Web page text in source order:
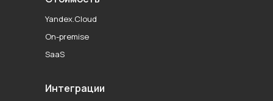
Интеграции
Yandex.Cloud
On-premise
SaaS